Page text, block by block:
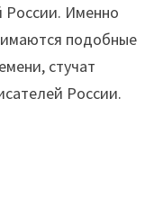
России. Именно
подобные
стучат
России.